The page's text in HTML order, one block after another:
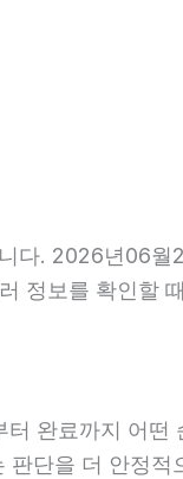
다. 2026년06
정보를 확인할
완료까지 어
단을 더 안정적